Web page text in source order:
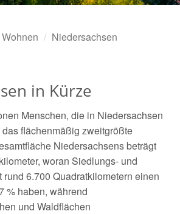
Wohnen Niedersachsen
in Kürze
Menschen, die in Niedersachsen
flächenmäßig zweitgrößte
Niedersachsens beträgt
woran Siedlungs- und
rund 6.700 Quadratkilometern einen
% haben, während
und Waldflächen